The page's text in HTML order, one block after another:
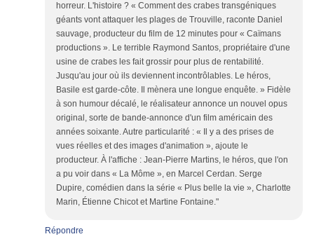
horreur. L'histoire ? « Comment des crabes transgéniques
géants vont attaquer les plages de Trouville, raconte Daniel
sauvage, producteur du film de 12 minutes pour « Caïmans
productions ». Le terrible Raymond Santos, propriétaire d'une
usine de crabes les fait grossir pour plus de rentabilité.
Jusqu'au jour où ils deviennent incontrôlables. Le héros,
Basile est garde-côte. Il mènera une longue enquête. » Fidèle
à son humour décalé, le réalisateur annonce un nouvel opus
original, sorte de bande-annonce d'un film américain des
années soixante. Autre particularité : « Il y a des prises de
vues réelles et des images d'animation », ajoute le
producteur. À l'affiche : Jean-Pierre Martins, le héros, que l'on
a pu voir dans « La Môme », en Marcel Cerdan. Serge
Dupire, comédien dans la série « Plus belle la vie », Charlotte
Marin, Étienne Chicot et Martine Fontaine."
Répondre